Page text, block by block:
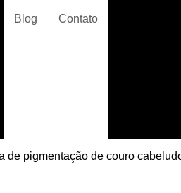
Blog Contato
de pigmentação de couro